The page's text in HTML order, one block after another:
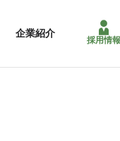
企業紹介
採用情報